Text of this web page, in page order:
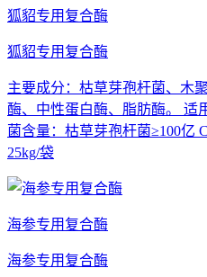
狐貂专用复合酶
狐貂专用复合酶
主要成分：枯草芽孢杆菌、木
酶、中性蛋白酶、脂肪酶。 适
菌含量：枯草芽孢杆菌≥100亿
25kg/袋
海参专用复合酶
海参专用复合酶